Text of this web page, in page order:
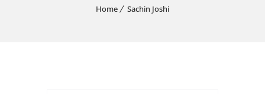
Home Sachin Joshi